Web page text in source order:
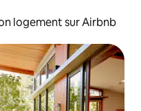
logement sur Airbnb